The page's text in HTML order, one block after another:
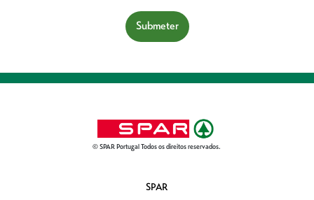
Submeter
© SPAR Portugal Todos os direitos reservados.
SPAR